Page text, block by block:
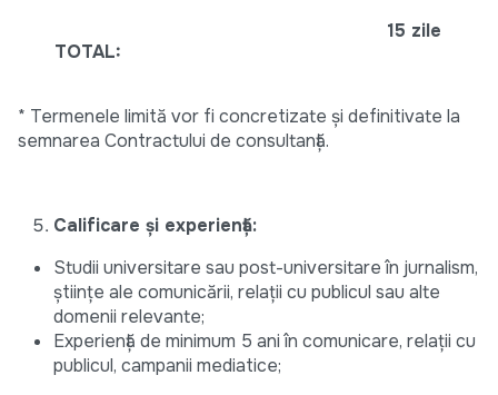
TOTAL:
15 zile
* Termenele limită vor fi concretizate și definitivate la
semnarea Contractului de consultanță.
Calificare și experiență:
Studii universitare sau post-universitare în jurnalism,
științe ale comunicării, relații cu publicul sau alte
domenii relevante;
Experiență de minimum 5 ani în comunicare, relații cu
publicul, campanii mediatice;